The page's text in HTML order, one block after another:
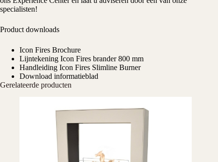
specialisten!
Product downloads
Icon Fires Brochure
Lijntekening Icon Fires brander 800 mm
Handleiding Icon Fires Slimline Burner
Download informatieblad
Gerelateerde producten